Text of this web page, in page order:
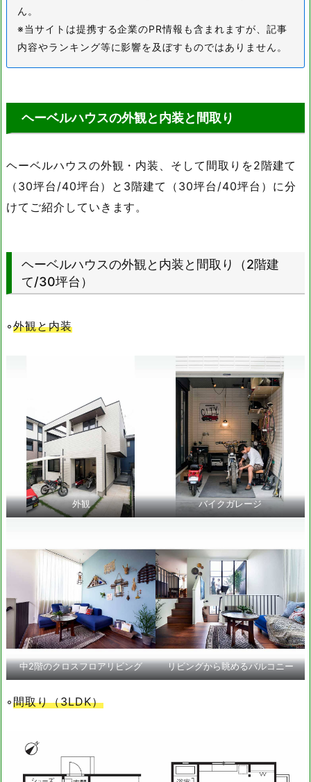
ん。
※当サイトは提携する企業のPR情報も含まれますが、記事
内容やランキング等に影響を及ぼすものではありません。
ヘーベルハウスの外観と内装と間取り
ヘーベルハウスの外観・内装、そして間取りを2階建て
（30坪台/40坪台）と3階建て（30坪台/40坪台）に分
けてご紹介していきます。
ヘーベルハウスの外観と内装と間取り（2階建
て/30坪台）
◦外観と内装
外観 バイクガレージ
中2階のクロスフロアリビング リビングから眺めるバルコニー
◦間取り（3LDK）